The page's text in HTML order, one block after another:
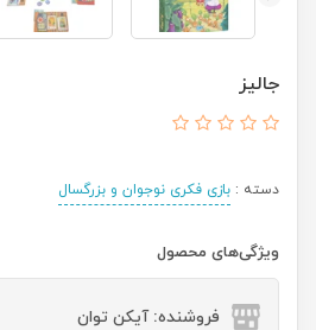
جالیز
دسته : بازی فکری نوجوان و بزرگسال
ویژگی‌های محصول
فروشنده: آیکن توان